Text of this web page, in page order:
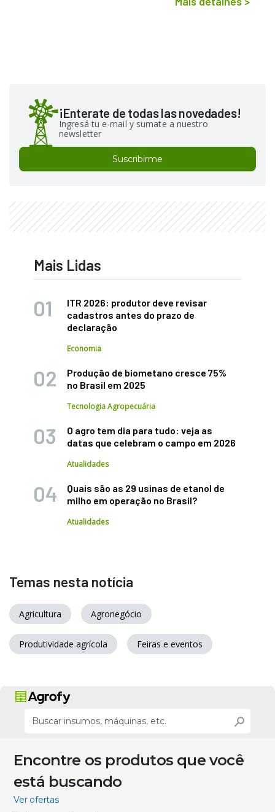
¡Enterate de todas las novedades!
Ingresá tu e-mail y sumate a nuestro
newsletter
Suscribirme
Mais Lidas
ITR 2026: produtor deve revisar
cadastros antes do prazo de
declaração
Economia
Produção de biometano cresce 75%
no Brasil em 2025
Tecnologia Agropecuária
O agro tem dia para tudo: veja as
datas que celebram o campo em 2026
Atualidades
Quais são as 29 usinas de etanol de
milho em operação no Brasil?
Atualidades
Temas nesta notícia
Agricultura Agronegócio
Produtividade agrícola Feiras e eventos
Encontre os produtos que você
está buscando
Ver ofertas